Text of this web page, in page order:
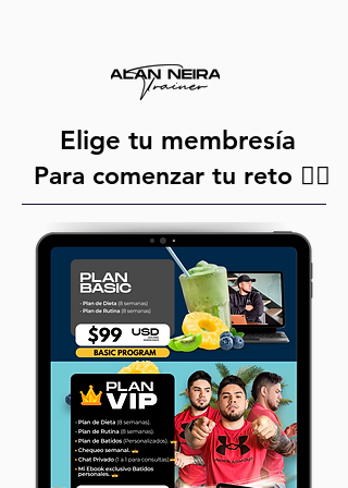
Elige tu membresía
Para comenzar tu reto 👇🏻